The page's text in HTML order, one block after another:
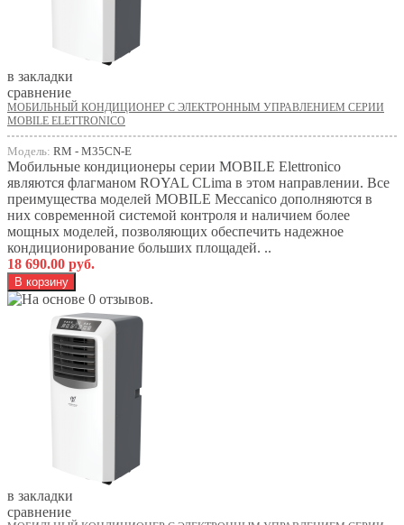
в закладки
сравнение
МОБИЛЬНЫЙ КОНДИЦИОНЕР С ЭЛЕКТРОННЫМ УПРАВЛЕНИЕМ СЕРИИ
MOBILE ELETTRONICO
Модель: RM - M35CN-E
Мобильные кондиционеры серии MOBILE Elettronico
являются флагманом ROYAL CLima в этом направлении. Все
преимущества моделей MOBILE Meccanico дополняются в
них современной системой контроля и наличием более
мощных моделей, позволяющих обеспечить надежное
кондиционирование больших площадей. ..
18 690.00 руб.
в закладки
сравнение